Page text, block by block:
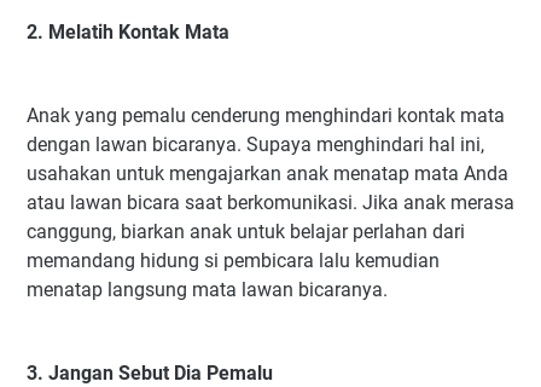
2. Melatih Kontak Mata
Anak yang pemalu cenderung menghindari kontak mata
dengan lawan bicaranya. Supaya menghindari hal ini,
usahakan untuk mengajarkan anak menatap mata Anda
atau lawan bicara saat berkomunikasi. Jika anak merasa
canggung, biarkan anak untuk belajar perlahan dari
memandang hidung si pembicara lalu kemudian
menatap langsung mata lawan bicaranya.
3. Jangan Sebut Dia Pemalu